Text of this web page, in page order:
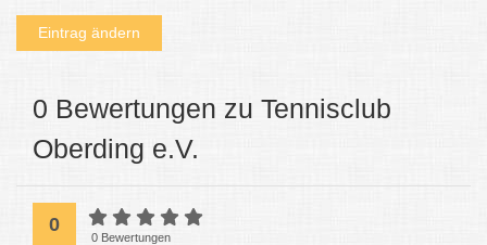
Eintrag ändern
0 Bewertungen zu Tennisclub
Oberding e.V.
0
0 Bewertungen